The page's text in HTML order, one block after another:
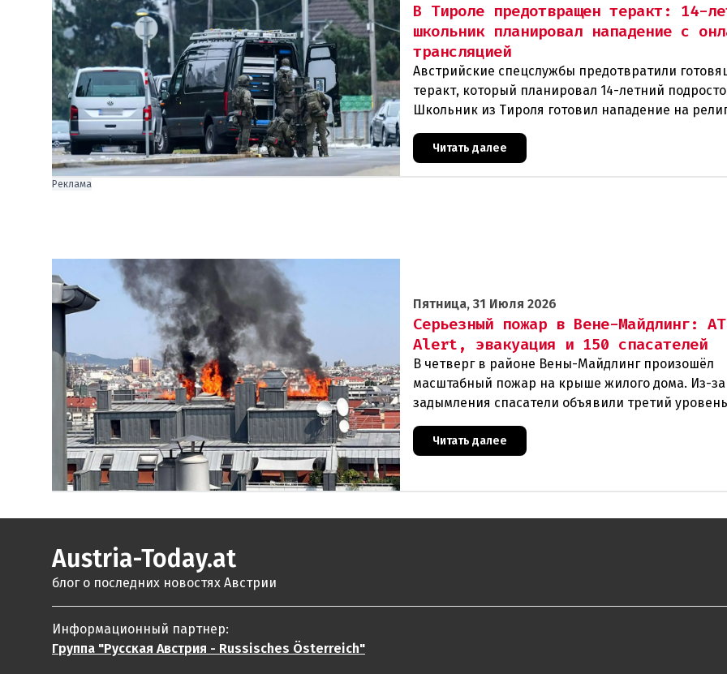
В Тироле предотвращен теракт: 14-
школьник планировал нападение с
трансляцией
Австрийские спецслужбы предотвратили
теракт, который планировал 14-летний
Школьник из Тироля готовил нападение на
учреждения и намеревался транслировать свои
Читать далее
Реклама
Пятница, 31 Июля 2026
Серьезный пожар в Вене-Майдлинг:
Alert, эвакуация и 150 спасателей
В четверг в районе Вены-Майдлинг произошёл
масштабный пожар на крыше жилого дома. Из-за
задымления спасатели объявили третий
и задействовали 36 единиц техники. Огонь
Читать далее
Austria-Today.at
блог о последних новостях Австрии
Информационный партнер:
Группа "Русская Австрия - Russisches Österreich"